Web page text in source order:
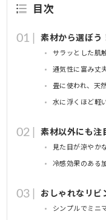
目次
素材から選ぼう
サラッとした肌
通気性に富み丈
畳に使われ、天
水に浮くほど軽
素材以外にも注
見た目が涼やか
冷感効果のある
おしゃれなリビ
シンプルでミニ